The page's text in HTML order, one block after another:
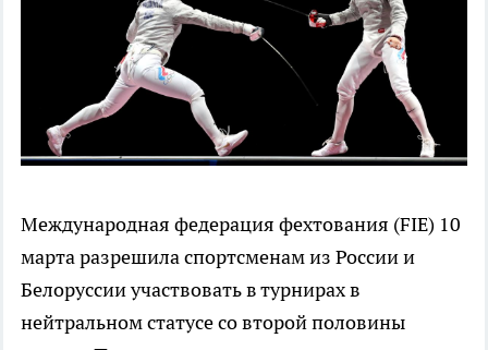
Международная федерация фехтования (FIE) 10
марта разрешила спортсменам из России и
Белоруссии участвовать в турнирах в
нейтральном статусе со второй половины